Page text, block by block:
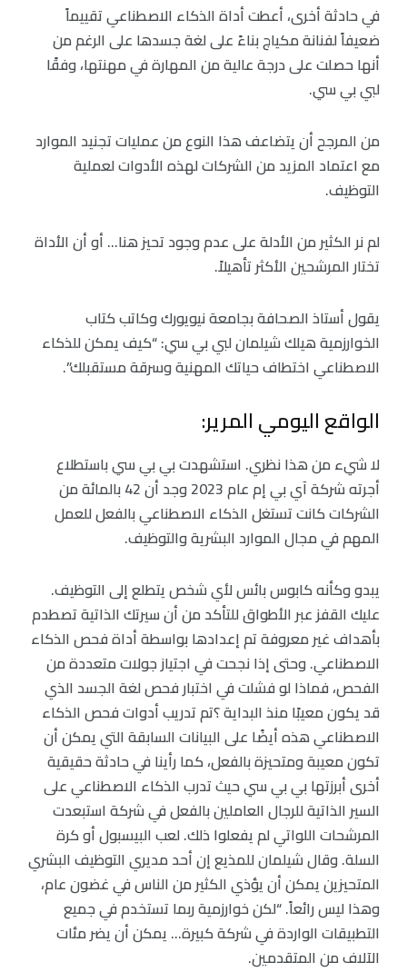
في حادثة أخرى، أعطت أداة الذكاء الاصطناعي تقييماً
ضعيفاً لفنانة مكياج بناءً على لغة جسدها على الرغم من
أنها حصلت على درجة عالية من المهارة في مهنتها، وفقًا
لبي بي سي.
من المرجح أن يتضاعف هذا النوع من عمليات تجنيد الموارد
مع اعتماد المزيد من الشركات لهذه الأدوات لعملية
التوظيف.
لم نر الكثير من الأدلة على عدم وجود تحيز هنا… أو أن الأداة
تختار المرشحين الأكثر تأهيلاً.
يقول أستاذ الصحافة بجامعة نيويورك وكاتب كتاب
الخوارزمية هيلك شيلمان لبي بي سي: “كيف يمكن للذكاء
الاصطناعي اختطاف حياتك المهنية وسرقة مستقبلك”.
الواقع اليومي المرير:
لا شيء من هذا نظري. استشهدت بي بي سي باستطلاع
أجرته شركة آي بي إم عام 2023 وجد أن 42 بالمائة من
الشركات كانت تستغل الذكاء الاصطناعي بالفعل للعمل
المهم في مجال الموارد البشرية والتوظيف.
يبدو وكأنه كابوس بائس لأي شخص يتطلع إلى التوظيف.
عليك القفز عبر الأطواق للتأكد من أن سيرتك الذاتية تصطدم
بأهداف غير معروفة تم إعدادها بواسطة أداة فحص الذكاء
الاصطناعي. وحتى إذا نجحت في اجتياز جولات متعددة من
الفحص، فماذا لو فشلت في اختبار فحص لغة الجسد الذي
قد يكون معيبًا منذ البداية ؟تم تدريب أدوات فحص الذكاء
الاصطناعي هذه أيضًا على البيانات السابقة التي يمكن أن
تكون معيبة ومتحيزة بالفعل، كما رأينا في حادثة حقيقية
أخرى أبرزتها بي بي سي حيث تدرب الذكاء الاصطناعي على
السير الذاتية للرجال العاملين بالفعل في شركة استبعدت
المرشحات اللواتي لم يفعلوا ذلك. لعب البيسبول أو كرة
السلة. وقال شيلمان للمذيع إن أحد مديري التوظيف البشري
المتحيزين يمكن أن يؤذي الكثير من الناس في غضون عام،
وهذا ليس رائعاً. “لكن خوارزمية ربما تستخدم في جميع
التطبيقات الواردة في شركة كبيرة… يمكن أن يضر مئات
الآلاف من المتقدمين.